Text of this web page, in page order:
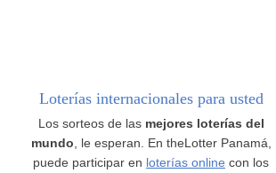
Loterías internacionales para usted
Los sorteos de las mejores loterías del
mundo , le esperan. En theLotter Panamá,
puede participar en loterías online con los